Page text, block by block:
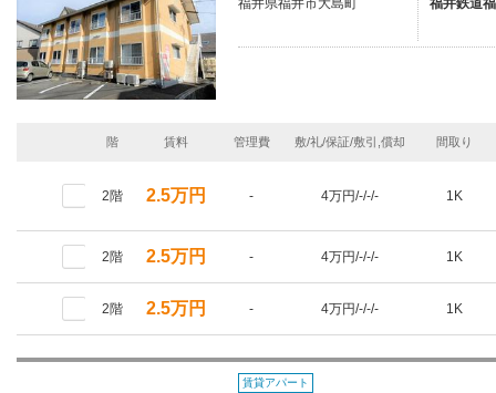
福井県福井市大島町 福井鉄道
階 賃料 管理費 敷/礼/保証/敷引,償却 間取り
2階 2.5万円 - 4万円/-/-/- 1K
2階 2.5万円 - 4万円/-/-/- 1K
2階 2.5万円 - 4万円/-/-/- 1K
賃貸アパート